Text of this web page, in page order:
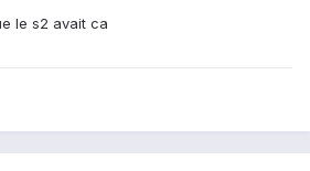
le s2 avait ca